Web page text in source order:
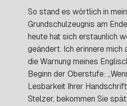
So stand es wörtlich in
Grundschulzeugnis am
heute hat sich erstaunlich
geändert. Ich erinnere mich
die Warnung meines
Beginn der Oberstufe:
Lesbarkeit Ihrer
Stelzer, bekommen Sie